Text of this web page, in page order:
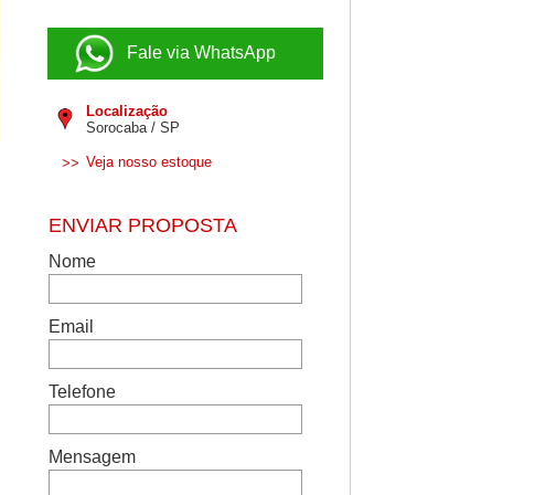
Fale via WhatsApp
Localização
Sorocaba / SP
>> Veja nosso estoque